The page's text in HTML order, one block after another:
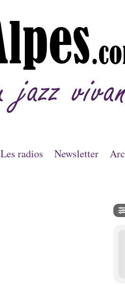
Les radios Newsletter